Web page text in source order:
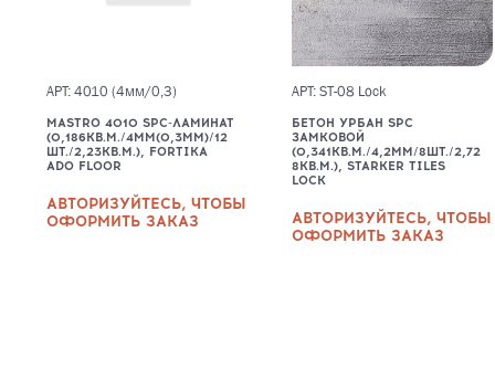
АРТ: 4010 (4мм/0,3)
MASTRO 4010 SPC-ЛАМИНАТ
(0,186КВ.М./4ММ(0,3ММ)/12
ШТ./2,23КВ.М.), FORTIKA
ADO FLOOR
АВТОРИЗУЙТЕСЬ, ЧТОБЫ
ОФОРМИТЬ ЗАКАЗ
АРТ: ST-08 Lock
БЕТОН УРБАН SPC
ЗАМКОВОЙ
(0,341КВ.М./4,2ММ/8ШТ./2,72
8КВ.М.), STARKER TILES
LOCK
АВТОРИЗУЙТЕСЬ, ЧТОБЫ
ОФОРМИТЬ ЗАКАЗ